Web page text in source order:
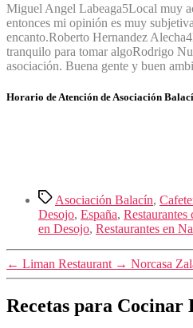
Miguel Angel Labeaga5Local muy
entonces mi opinión es muy
encanto.Roberto Hernandez Alecha4
tranquilo para tomar algoRodrigo
asociación. Buena gente y buen
Horario de Atención de Asociación
Etiquetas
Asociación Balacín,
Desojo, España, Restaurantes
en Desojo, Restaurantes en
← Liman Restaurant → Norcasa
Recetas para Cocinar